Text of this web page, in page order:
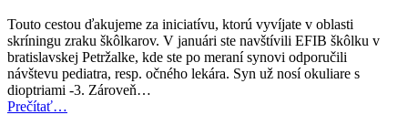
Touto cestou ďakujeme za iniciatívu, ktorú vyvíjate v oblasti
skríningu zraku škôlkarov. V januári ste navštívili EFIB škôlku v
bratislavskej Petržalke, kde ste po meraní synovi odporučili
návštevu pediatra, resp. očného lekára. Syn už nosí okuliare s
dioptriami -3. Zároveň…
Prečítať“Zachytili
…